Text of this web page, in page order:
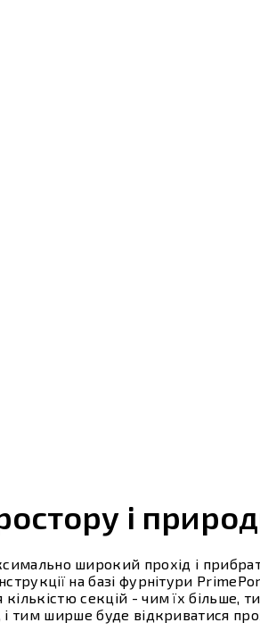
і
широкий прохід і
на базі фурнітури
кількістю секцій - чим їх більше,
тим ширше буде відкриватися